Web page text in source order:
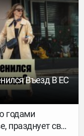
рейсы
— по
Въезд В ЕС
годами
празднует свой